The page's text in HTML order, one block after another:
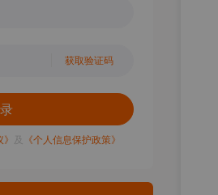
获取验证码
及 《个人信息保护政策》